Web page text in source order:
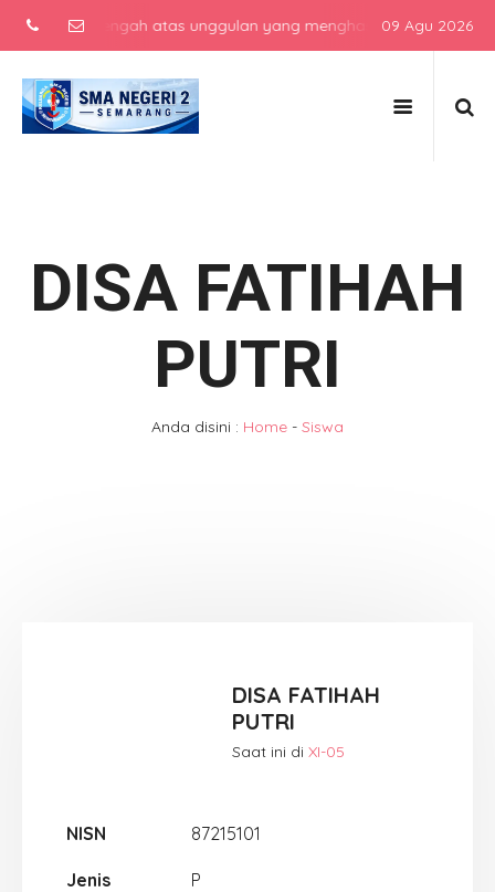
menengah atas unggulan yang menghasilkan lulusan
09 Agu 2026
DISA FATIHAH
PUTRI
Anda disini : Home - Siswa
DISA FATIHAH
PUTRI
Saat ini diXI-05
NISN 87215101
Jenis
P